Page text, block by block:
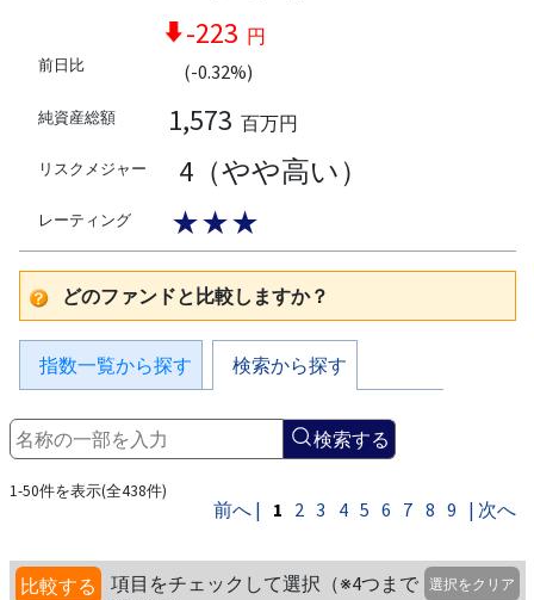
前日比
-223 円
(-0.32%)
純資産総額 1,573 百万円
リスクメジャー 4（やや高い）
レーティング ★★★
どのファンドと比較しますか？
指数一覧から探す 検索から探す
検索する
1-50件を表示(全438件)
前へ | 1 2 3 4 5 6 7 8 9 | 次へ
比較する
項目をチェックして選択（※4つまで
選択をクリア